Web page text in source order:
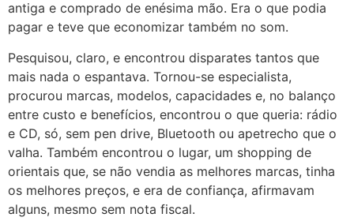
antiga e comprado de enésima mão. Era o que podia
pagar e teve que economizar também no som.
Pesquisou, claro, e encontrou disparates tantos que
mais nada o espantava. Tornou-se especialista,
procurou marcas, modelos, capacidades e, no balanço
entre custo e benefícios, encontrou o que queria: rádio
e CD, só, sem pen drive, Bluetooth ou apetrecho que o
valha. Também encontrou o lugar, um shopping de
orientais que, se não vendia as melhores marcas, tinha
os melhores preços, e era de confiança, afirmavam
alguns, mesmo sem nota fiscal.